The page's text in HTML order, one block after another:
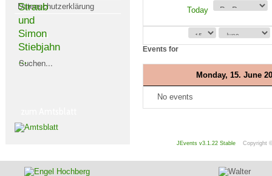
Straub
und
Simon
Stiebjahn
...
Datenschutzerklärung
Suchen
Today
Events for
Monday, 15. June
No events
JEvents v3.1.22 Stable Copyright